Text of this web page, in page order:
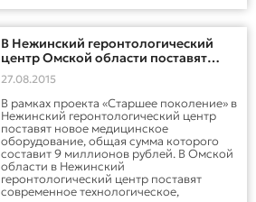
В Нежинский геронтологический
центр Омской области поставят
медицинское оборудование на 9
миллионов
27.08.2015
В рамках проекта «Старшее поколение» в
Нежинский геронтологический центр
поставят новое медицинское
оборудование, общая сумма которого
составит 9 миллионов рублей. В Омской
области в Нежинский
геронтологический центр поставят
современное технологическое,